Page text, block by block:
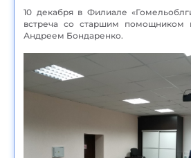
10 декабря в Филиале
встреча со старшим помощником
Андреем Бондаренко.